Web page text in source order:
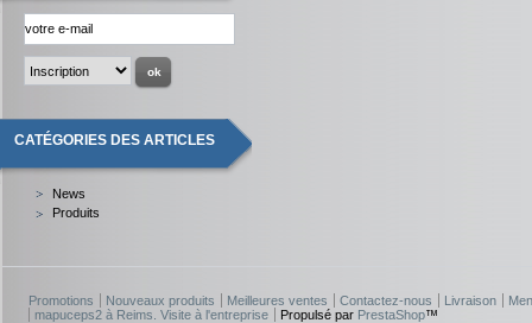
CATÉGORIES DES ARTICLES
News
Produits
Promotions Nouveaux produits Meilleures ventes Contactez-nous Livraison
mapuceps2 à Reims. Visite à l'entreprise
Propulsé par PrestaShop™